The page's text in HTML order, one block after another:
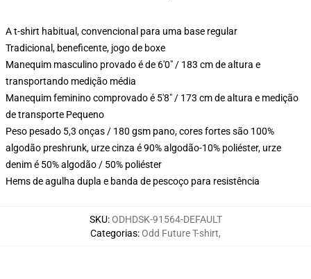
A t-shirt habitual, convencional para uma base regular
Tradicional, beneficente, jogo de boxe
Manequim masculino provado é de 6'0" / 183 cm de altura e
transportando medição média
Manequim feminino comprovado é 5'8" / 173 cm de altura e medição
de transporte Pequeno
Peso pesado 5,3 onças / 180 gsm pano, cores fortes são 100%
algodão preshrunk, urze cinza é 90% algodão-10% poliéster, urze
denim é 50% algodão / 50% poliéster
Hems de agulha dupla e banda de pescoço para resistência
SKU:ODHDSK-91564-DEFAULT
Categorias:Odd Future T-shirt,